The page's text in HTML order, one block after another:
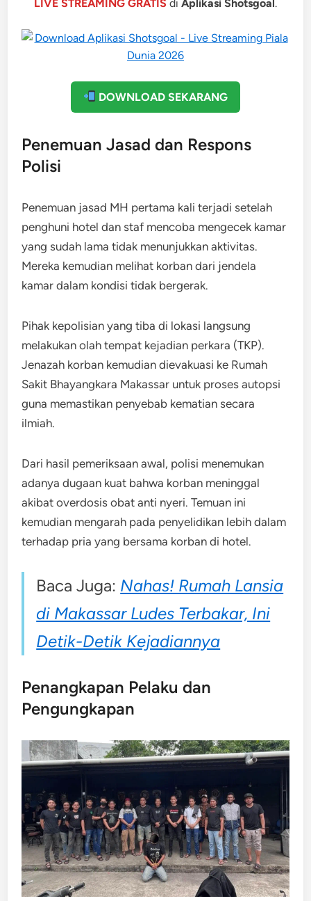
LIVE STREAMING GRATIS di Aplikasi Shotsgoal.
DOWNLOAD SEKARANG
Penemuan Jasad dan Respons
Polisi
Penemuan jasad MH pertama kali terjadi setelah
penghuni hotel dan staf mencoba mengecek kamar
yang sudah lama tidak menunjukkan aktivitas.
Mereka kemudian melihat korban dari jendela
kamar dalam kondisi tidak bergerak.
Pihak kepolisian yang tiba di lokasi langsung
melakukan olah tempat kejadian perkara (TKP).
Jenazah korban kemudian dievakuasi ke Rumah
Sakit Bhayangkara Makassar untuk proses autopsi
guna memastikan penyebab kematian secara
ilmiah.
Dari hasil pemeriksaan awal, polisi menemukan
adanya dugaan kuat bahwa korban meninggal
akibat overdosis obat anti nyeri. Temuan ini
kemudian mengarah pada penyelidikan lebih dalam
terhadap pria yang bersama korban di hotel.
Baca Juga: Nahas! Rumah Lansia
di Makassar Ludes Terbakar, Ini
Detik-Detik Kejadiannya
Penangkapan Pelaku dan
Pengungkapan